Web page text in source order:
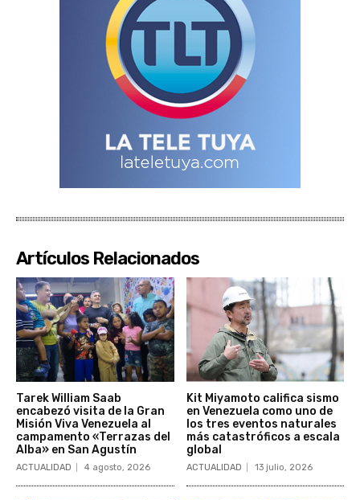
Artículos Relacionados
Tarek William Saab
encabezó visita de la Gran
Misión Viva Venezuela al
campamento «Terrazas del
Alba» en San Agustín
ACTUALIDAD 4 agosto, 2026
Kit Miyamoto califica sismo
en Venezuela como uno de
los tres eventos naturales
más catastróficos a escala
global
ACTUALIDAD 13 julio, 2026